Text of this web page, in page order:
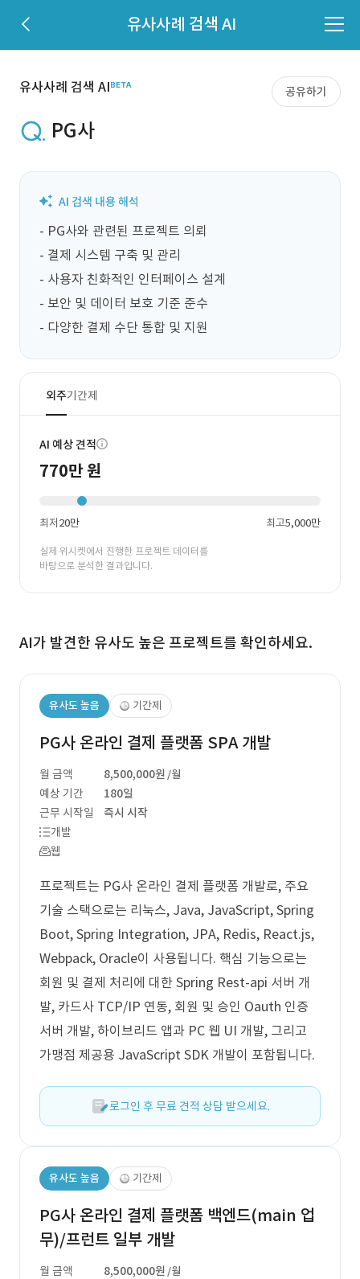
유사사례 검색 AI
유사사례 검색 AI 공유하기
PG사
- PG사와 관련된 프로젝트 의뢰
- 결제 시스템 구축 및 관리
- 사용자 친화적인 인터페이스 설계
- 보안 및 데이터 보호 기준 준수
- 다양한 결제 수단 통합 및 지원
외주기간제
AI 예상 견적
770만 원
최저20만 최고5,000만
실제 위시켓에서 진행한 프로젝트 데이터를
바탕으로 분석한 결과입니다.
AI가 발견한 유사도 높은 프로젝트를 확인하세요.
유사도 높음 기간제
PG사 온라인 결제 플랫폼 SPA 개발
월 금액 8,500,000원 /월
예상 기간
180일
근무 시작일
즉시 시작
개발
웹
프로젝트는 PG사 온라인 결제 플랫폼 개발로, 주요
기술 스택으로는 리눅스, Java, JavaScript, Spring
Boot, Spring Integration, JPA, Redis, React.js,
Webpack, Oracle이 사용됩니다. 핵심 기능으로는
회원 및 결제 처리에 대한 Spring Rest-api 서버 개
발, 카드사 TCP/IP 연동, 회원 및 승인 Oauth 인증
서버 개발, 하이브리드 앱과 PC 웹 UI 개발, 그리고
가맹점 제공용 JavaScript SDK 개발이 포함됩니다.
로그인 후 무료 견적 상담 받으세요.
유사도 높음 기간제
PG사 온라인 결제 플랫폼 백엔드(main 업
무)/프런트 일부 개발
월 금액 8,500,000원 /월